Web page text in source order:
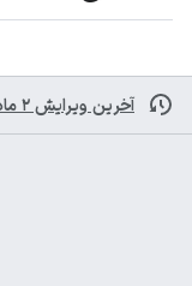
آخرین ویرایش ۲ ماه پیش